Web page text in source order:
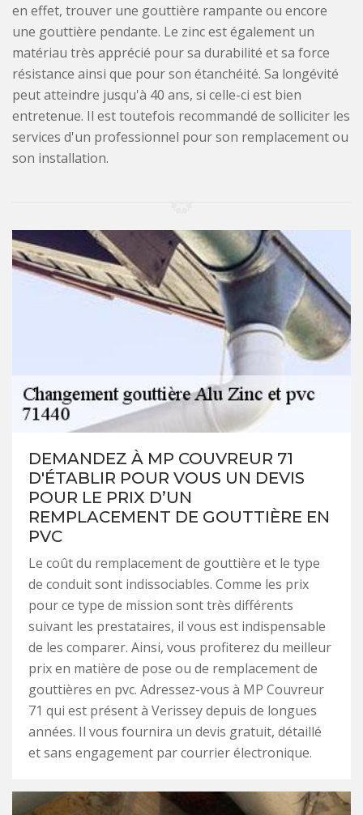
en effet, trouver une gouttière rampante ou encore
une gouttière pendante. Le zinc est également un
matériau très apprécié pour sa durabilité et sa force
résistance ainsi que pour son étanchéité. Sa longévité
peut atteindre jusqu'à 40 ans, si celle-ci est bien
entretenue. Il est toutefois recommandé de solliciter les
services d'un professionnel pour son remplacement ou
son installation.
DEMANDEZ À MP COUVREUR 71
D'ÉTABLIR POUR VOUS UN DEVIS
POUR LE PRIX D’UN
REMPLACEMENT DE GOUTTIÈRE EN
PVC
Le coût du remplacement de gouttière et le type
de conduit sont indissociables. Comme les prix
pour ce type de mission sont très différents
suivant les prestataires, il vous est indispensable
de les comparer. Ainsi, vous profiterez du meilleur
prix en matière de pose ou de remplacement de
gouttières en pvc. Adressez-vous à MP Couvreur
71 qui est présent à Verissey depuis de longues
années. Il vous fournira un devis gratuit, détaillé
et sans engagement par courrier électronique.